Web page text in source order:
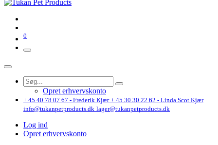
0
Opret erhvervskonto
+ 45 40 78 07 67 - Frederik Kjær + 45 30 30 22 62 - Linda Scot Kjær
info@tukanpetproducts.dk lager@tukanpetproducts.dk
Log ind
Opret erhvervskonto